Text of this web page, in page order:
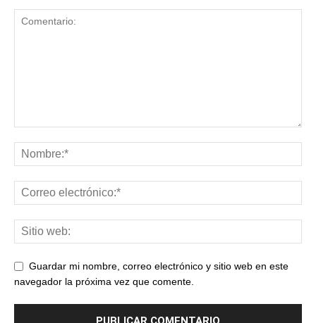
Guardar mi nombre, correo electrónico y sitio web en este
navegador la próxima vez que comente.